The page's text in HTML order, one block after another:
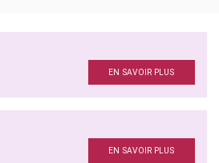
EN SAVOIR PLUS
EN SAVOIR PLUS